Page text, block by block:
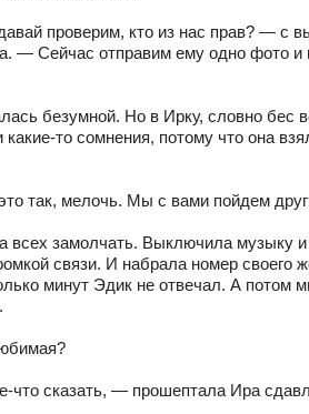
проверим, кто из нас прав? — с
— Сейчас отправим ему одно фото и
безумной. Но в Ирку, словно бес
то сомнения, потому что она
так, мелочь. Мы с вами пойдем
всех замолчать. Выключила музыку
связи. И набрала номер своего
минут Эдик не отвечал. А потом
что сказать, — прошептала Ира